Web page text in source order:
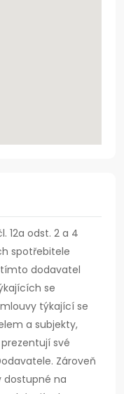
12a odst. 2 a 4
spotřebitele
tímto dodavatel
se
týkající se
a subjekty,
své
Zároveň
dostupné na